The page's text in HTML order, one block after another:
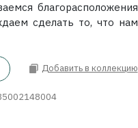
благорасположения
сделать то, что нам
Добавить в коллекцию